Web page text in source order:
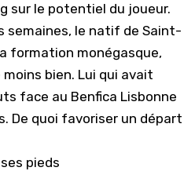
sur le potentiel du joueur.
semaines, le natif de Saint-
formation monégasque,
bien. Lui qui avait
face au Benfica Lisbonne
. De quoi favoriser un départ
pieds